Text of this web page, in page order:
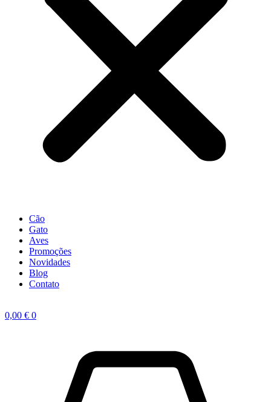
Cão
Gato
Aves
Promoções
Novidades
Blog
Contato
0,00 € 0